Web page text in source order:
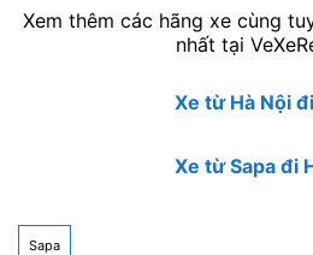
Xem thêm các hãng xe cùng
nhất tại
Xe từ Hà Nội
Xe từ Sapa đi
Sapa